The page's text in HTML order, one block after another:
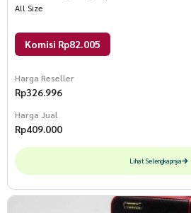
All Size
Komisi Rp82.005
Harga Reseller
Rp326.996
Harga Jual
Rp409.000
Lihat Selengkapnya